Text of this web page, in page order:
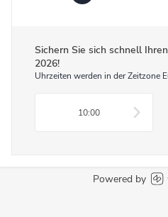
Sichern Sie sich schnell
2026!
Uhrzeiten werden in der Zeitzone
10:00
Powered by